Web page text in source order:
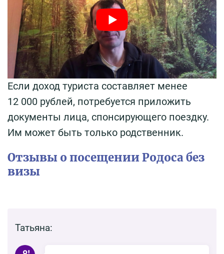
Если доход туриста составляет менее
12 000 рублей, потребуется приложить
документы лица, спонсирующего поездку.
Им может быть только родственник.
Отзывы о посещении Родоса без
визы
Татьяна: